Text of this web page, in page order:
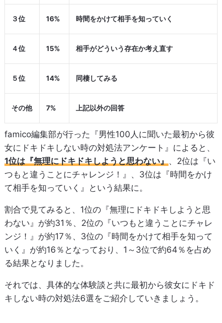
３位 16% 時間をかけて相手を知っていく
４位 15% 相手がどういう存在か考え直す
５位 14% 同棲してみる
その他 7% 上記以外の回答
famico編集部が行った『男性100人に聞いた最初から彼
女にドキドキしない時の対処法アンケート』によると、
1位は『無理にドキドキしようと思わない』 、2位は『い
つもと違うことにチャレンジ！』、3位は『時間をかけ
て相手を知っていく』という結果に。
割合で見てみると、1位の『無理にドキドキしようと思
わない』が約31％、2位の『いつもと違うことにチャレ
ンジ！』が約17％、3位の『時間をかけて相手を知って
いく』が約16％となっており、1～3位で約64％を占め
る結果となりました。
それでは、具体的な体験談と共に最初から彼女にドキド
キしない時の対処法6選をご紹介していきましょう。